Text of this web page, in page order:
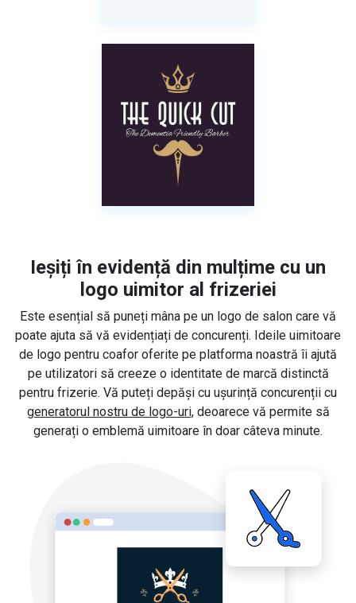
Ieșiți în evidență din mulțime cu un
logo uimitor al frizeriei
Este esențial să puneți mâna pe un logo de salon care vă
poate ajuta să vă evidențiați de concurenți. Ideile uimitoare
de logo pentru coafor oferite pe platforma noastră îi ajută
pe utilizatori să creeze o identitate de marcă distinctă
pentru frizerie. Vă puteți depăși cu ușurință concurenții cu
generatorul nostru de logo-uri, deoarece vă permite să
generați o emblemă uimitoare în doar câteva minute.